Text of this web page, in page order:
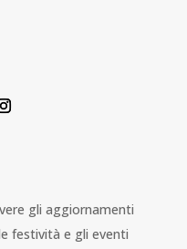
gli aggiornamenti
festività e gli eventi